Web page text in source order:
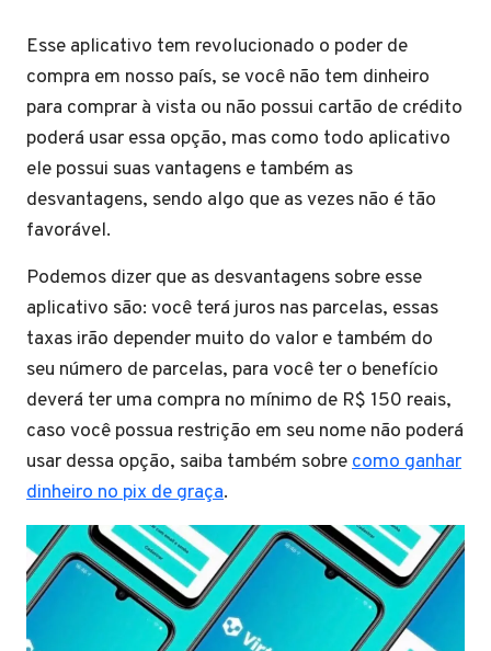
Esse aplicativo tem revolucionado o poder de
compra em nosso país, se você não tem dinheiro
para comprar à vista ou não possui cartão de crédito
poderá usar essa opção, mas como todo aplicativo
ele possui suas vantagens e também as
desvantagens, sendo algo que as vezes não é tão
favorável.
Podemos dizer que as desvantagens sobre esse
aplicativo são: você terá juros nas parcelas, essas
taxas irão depender muito do valor e também do
seu número de parcelas, para você ter o benefício
deverá ter uma compra no mínimo de R$ 150 reais,
caso você possua restrição em seu nome não poderá
usar dessa opção, saiba também sobrecomo ganhar
dinheiro no pix de graça.